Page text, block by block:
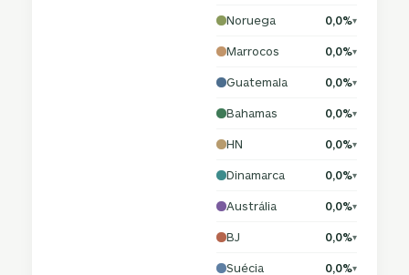
Noruega 0,0%▾
Marrocos 0,0%▾
Guatemala 0,0%▾
Bahamas 0,0%▾
HN 0,0%▾
Dinamarca 0,0%▾
Austrália 0,0%▾
BJ 0,0%▾
Suécia 0,0%▾